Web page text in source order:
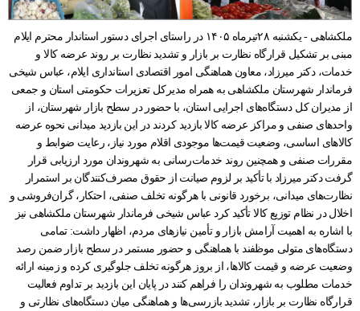
ملکشاهی - یکشنبه ۲۸تیرماه ۱۴۰۵ در راستای اجرای دستور استاندار محترم ایلام
مبنی بر تشکیل قرارگاه نظارت بر بازار و تشدید نظارت بر روند عرضه کالا و
خدمات، دکتر میرزاد، معاون هماهنگی امور اقتصادی استانداری ایلام، عباس شیخی
فرماندار شهرستان ملکشاهی به همراه مدیرکل تعزیرات حکومتی استان و جمعی
از مدیران کل دستگاه‌های اجرایی استان، با حضور در سطح بازار شهرستان، از
واحدهای صنفی و مراکز عرضه کالا بازدید کردند در این بازدید میدانی نحوه عرضه
کالاهای اساسی، وضعیت قیمت‌ها موجودی اقلام مورد نیاز، رعایت ضوابط و
مقررات صنفی و همچنین روند خدمات‌رسانی به شهروندان مورد ارزیابی قرار
گرفت دکتر میرزاد با تأکید بر لزوم صیانت از حقوق مصرف‌کنندگان بر استمرار
نظارت‌های میدانی، برخورد قانونی با هرگونه تخلف صنفی، احتکار، گران‌فروشی و
اخلال در نظام توزیع کالا تأکید کرد عباس شیخی فرماندار شهرستان ملکشاهی نیز
با اشاره به اهمیت آرامش بازار و تأمین نیازهای مردم، اظهار داشت: تمامی
دستگاه‌های متولی موظفند با هماهنگی و حضور مستمر در سطح بازار ضمن رصد
وضعیت عرضه و قیمت کالاها، از بروز هرگونه تخلف جلوگیری کرده و زمینه ارائه
خدمات مطلوب به شهروندان را فراهم کنند در پایان این بازدید بر تداوم فعالیت
قرارگاه نظارت بر بازار، تشدید بازرسی‌ها و هماهنگی میان دستگاه‌های نظارتی و